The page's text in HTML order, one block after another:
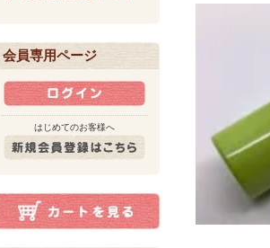
会員専用ページ
はじめてのお客様へ